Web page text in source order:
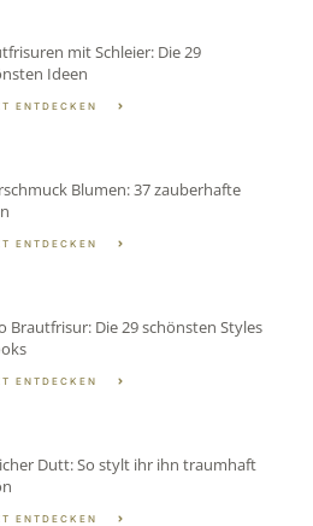
mit Schleier: Die 29
Ideen
ENTDECKEN
Blumen: 37 zauberhafte
ENTDECKEN
Brautfrisur: Die 29 schönsten Styles
ENTDECKEN
Dutt: So stylt ihr ihn traumhaft
ENTDECKEN